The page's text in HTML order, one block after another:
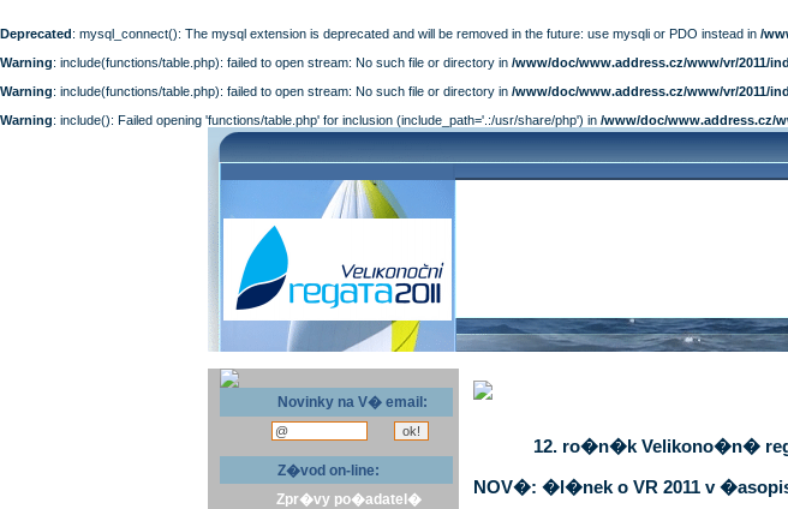
Deprecated: mysql_connect(): The mysql extension is deprecated and will be removed in the future: use mysqli or PDO instead in /
Warning: include(functions/table.php): failed to open stream: No such file or directory in /www/doc/www.address.cz/www/vr/2011/
Warning: include(functions/table.php): failed to open stream: No such file or directory in /www/doc/www.address.cz/www/vr/2011/
Warning: include(): Failed opening 'functions/table.php' for inclusion (include_path='.:/usr/share/php') in /www/doc/www.address.cz/
Novinky na V� email:
Z�vod on-line:
Zpr�vy po�adatel�
12. ro�n�k Velikono�n�
NOV�: �l�nek o VR 2011 v